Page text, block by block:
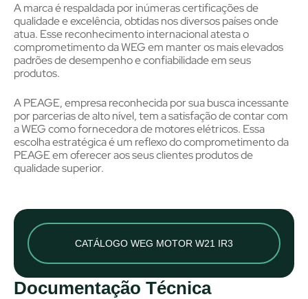
A marca é respaldada por inúmeras certificações de
qualidade e excelência, obtidas nos diversos países onde
atua. Esse reconhecimento internacional atesta o
comprometimento da WEG em manter os mais elevados
padrões de desempenho e confiabilidade em seus
produtos.
A PEAGE, empresa reconhecida por sua busca incessante
por parcerias de alto nível, tem a satisfação de contar com
a WEG como fornecedora de motores elétricos. Essa
escolha estratégica é um reflexo do comprometimento da
PEAGE em oferecer aos seus clientes produtos de
qualidade superior.
CATÁLOGO WEG MOTOR W21 IR3
Documentação Técnica